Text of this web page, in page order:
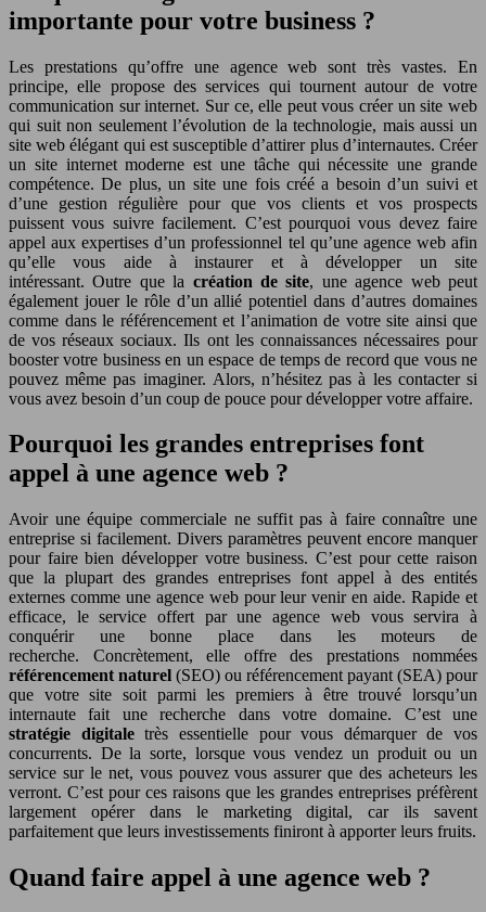
importante pour votre business ?
Les prestations qu’offre une agence web sont très vastes. En
principe, elle propose des services qui tournent autour de votre
communication sur internet. Sur ce, elle peut vous créer un site web
qui suit non seulement l’évolution de la technologie, mais aussi un
site web élégant qui est susceptible d’attirer plus d’internautes. Créer
un site internet moderne est une tâche qui nécessite une grande
compétence. De plus, un site une fois créé a besoin d’un suivi et
d’une gestion régulière pour que vos clients et vos prospects
puissent vous suivre facilement. C’est pourquoi vous devez faire
appel aux expertises d’un professionnel tel qu’une agence web afin
qu’elle vous aide à instaurer et à développer un site
intéressant. Outre que la création de site, une agence web peut
également jouer le rôle d’un allié potentiel dans d’autres domaines
comme dans le référencement et l’animation de votre site ainsi que
de vos réseaux sociaux. Ils ont les connaissances nécessaires pour
booster votre business en un espace de temps de record que vous ne
pouvez même pas imaginer. Alors, n’hésitez pas à les contacter si
vous avez besoin d’un coup de pouce pour développer votre affaire.
Pourquoi les grandes entreprises font
appel à une agence web ?
Avoir une équipe commerciale ne suffit pas à faire connaître une
entreprise si facilement. Divers paramètres peuvent encore manquer
pour faire bien développer votre business. C’est pour cette raison
que la plupart des grandes entreprises font appel à des entités
externes comme une agence web pour leur venir en aide. Rapide et
efficace, le service offert par une agence web vous servira à
conquérir une bonne place dans les moteurs de
recherche. Concrètement, elle offre des prestations nommées
référencement naturel (SEO) ou référencement payant (SEA) pour
que votre site soit parmi les premiers à être trouvé lorsqu’un
internaute fait une recherche dans votre domaine. C’est une
stratégie digitaletrès essentielle pour vous démarquer de vos
concurrents. De la sorte, lorsque vous vendez un produit ou un
service sur le net, vous pouvez vous assurer que des acheteurs les
verront. C’est pour ces raisons que les grandes entreprises préfèrent
largement opérer dans le marketing digital, car ils savent
parfaitement que leurs investissements finiront à apporter leurs fruits.
Quand faire appel à une agence web ?